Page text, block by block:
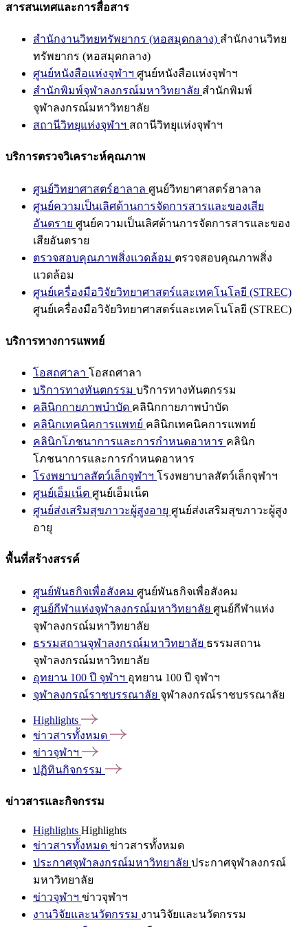
สารสนเทศและการสื่อสาร
สำนักงานวิทยทรัพยากร (หอสมุดกลาง) สำนักงานวิทย
ทรัพยากร (หอสมุดกลาง)
ศูนย์หนังสือแห่งจุฬาฯ ศูนย์หนังสือแห่งจุฬาฯ
สำนักพิมพ์จุฬาลงกรณ์มหาวิทยาลัย สำนักพิมพ์
จุฬาลงกรณ์มหาวิทยาลัย
สถานีวิทยุแห่งจุฬาฯ สถานีวิทยุแห่งจุฬาฯ
บริการตรวจวิเคราะห์คุณภาพ
ศูนย์วิทยาศาสตร์ฮาลาล ศูนย์วิทยาศาสตร์ฮาลาล
ศูนย์ความเป็นเลิศด้านการจัดการสารและของเสีย
อันตราย ศูนย์ความเป็นเลิศด้านการจัดการสารและของ
เสียอันตราย
ตรวจสอบคุณภาพสิ่งแวดล้อม ตรวจสอบคุณภาพสิ่ง
แวดล้อม
ศูนย์เครื่องมือวิจัยวิทยาศาสตร์และเทคโนโลยี (STREC)
ศูนย์เครื่องมือวิจัยวิทยาศาสตร์และเทคโนโลยี (STREC)
บริการทางการแพทย์
โอสถศาลา โอสถศาลา
บริการทางทันตกรรม บริการทางทันตกรรม
คลินิกกายภาพบำบัด คลินิกกายภาพบำบัด
คลินิกเทคนิคการแพทย์ คลินิกเทคนิคการแพทย์
คลินิกโภชนาการและการกำหนดอาหาร คลินิก
โภชนาการและการกำหนดอาหาร
โรงพยาบาลสัตว์เล็กจุฬาฯ โรงพยาบาลสัตว์เล็กจุฬาฯ
ศูนย์เอ็มเน็ต ศูนย์เอ็มเน็ต
ศูนย์ส่งเสริมสุขภาวะผู้สูงอายุ ศูนย์ส่งเสริมสุขภาวะผู้สูง
อายุ
พื้นที่สร้างสรรค์
ศูนย์พันธกิจเพื่อสังคม ศูนย์พันธกิจเพื่อสังคม
ศูนย์กีฬาแห่งจุฬาลงกรณ์มหาวิทยาลัย ศูนย์กีฬาแห่ง
จุฬาลงกรณ์มหาวิทยาลัย
ธรรมสถานจุฬาลงกรณ์มหาวิทยาลัย ธรรมสถาน
จุฬาลงกรณ์มหาวิทยาลัย
อุทยาน 100 ปี จุฬาฯ อุทยาน 100 ปี จุฬาฯ
จุฬาลงกรณ์ราชบรรณาลัย จุฬาลงกรณ์ราชบรรณาลัย
Highlights
ข่าวสารทั้งหมด
ข่าวจุฬาฯ
ปฏิทินกิจกรรม
ข่าวสารและกิจกรรม
Highlights Highlights
ข่าวสารทั้งหมด ข่าวสารทั้งหมด
ประกาศจุฬาลงกรณ์มหาวิทยาลัย ประกาศจุฬาลงกรณ์
มหาวิทยาลัย
ข่าวจุฬาฯ ข่าวจุฬาฯ
งานวิจัยและนวัตกรรม งานวิจัยและนวัตกรรม